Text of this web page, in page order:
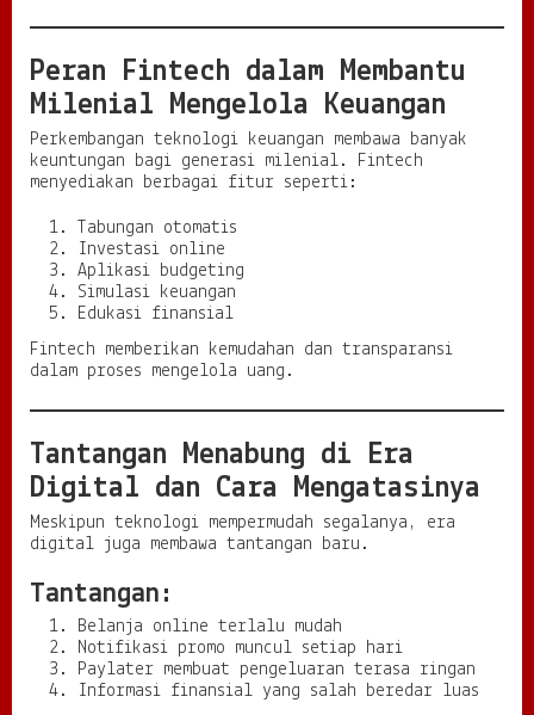
Peran Fintech dalam Membantu
Milenial Mengelola Keuangan
Perkembangan teknologi keuangan membawa banyak
keuntungan bagi generasi milenial. Fintech
menyediakan berbagai fitur seperti:
Tabungan otomatis
Investasi online
Aplikasi budgeting
Simulasi keuangan
Edukasi finansial
Fintech memberikan kemudahan dan transparansi
dalam proses mengelola uang.
Tantangan Menabung di Era
Digital dan Cara Mengatasinya
Meskipun teknologi mempermudah segalanya, era
digital juga membawa tantangan baru.
Tantangan:
Belanja online terlalu mudah
Notifikasi promo muncul setiap hari
Paylater membuat pengeluaran terasa ringan
Informasi finansial yang salah beredar luas